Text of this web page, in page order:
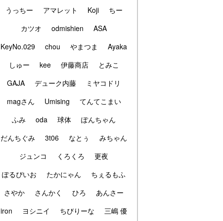
うっちー アマレット Koji
ちー
カツオ
odmishien
ASA
KeyNo.029
chou やまつま
Ayaka
しゅー
kee 伊藤商店
とみこ
GAJA
デューク内藤
ミヤコドリ
magさん
Umising
てんてこまい
ふみ
oda 球体
ぽんちゃん
だんちぐみ
3t06 なとぅ
みちゃん
ジュンコ
くろくろ
更夜
ぽるぴいお
たかにゃん
ちぇるもふ
さやか
さんかく ひろ
あんさー
iron
ヨシニイ ちびりーな 三嶋 優